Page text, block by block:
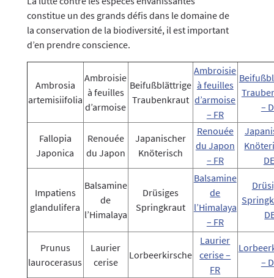
constitue un des grands défis dans le domaine de
la conservation de la biodiversité, il est important
d’en prendre conscience.
Ambrosia
artemisiifolia
Ambroisie
à feuilles
d’armoise
Beifußblättrige
Traubenkraut
Ambroisie
à feuilles
d’armoise
– FR
–
Fallopia
Japonica
Renouée
du Japon
Japanischer
Knöterisch
Renouée
du Japon
– FR
Impatiens
glandulifera
Balsamine
de
l’Himalaya
Drüsiges
Springkraut
Balsamine
de
l’Himalaya
– FR
Prunus
laurocerasus
Laurier
cerise
Lorbeerkirsche
Laurier
cerise –
FR
–